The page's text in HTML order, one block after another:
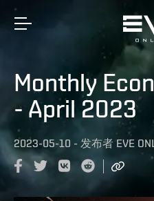
Monthly
- April 2023
2023-05-10 - 发布者 EVE